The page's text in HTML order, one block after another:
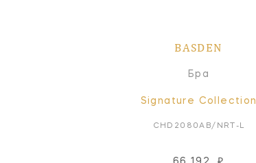
BASDEN
Бра
Signature Collection
CHD2080AB/NRT-L